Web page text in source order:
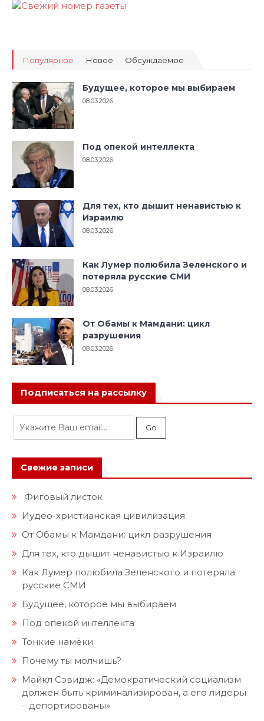
Популярное Новое Обсуждаемое
Будущее, которое мы выбираем
08.03.2026
Под опекой интеллекта
08.03.2026
Для тех, кто дышит ненавистью к
Израилю
08.03.2026
Как Лумер полюбила Зеленского и
потеряла русские СМИ
08.03.2026
От Обамы к Мамдани: цикл
разрушения
08.03.2026
Подписаться на рассылку
Свежие записи
Фиговый листок
Иудео-христианская цивилизация
От Обамы к Мамдани: цикл разрушения
Для тех, кто дышит ненавистью к Израилю
Как Лумер полюбила Зеленского и потеряла
русские СМИ
Будущее, которое мы выбираем
Под опекой интеллекта
Тонкие намёки
Почему ты молчишь?
Майкл Сэвидж: «Демократический социализм
должен быть криминализирован, а его лидеры
– депортированы»